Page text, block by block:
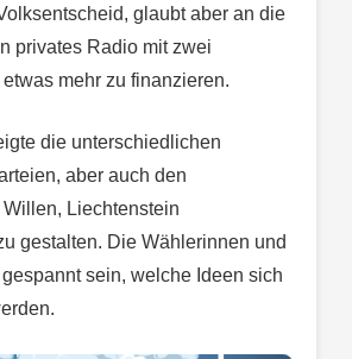
glaubt aber an die
privates Radio mit zwei
mehr zu finanzieren.
die unterschiedlichen
aber auch den
Liechtenstein
gestalten. Die Wählerinnen und
sein, welche Ideen sich